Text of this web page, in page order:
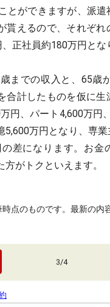
とができますが、派
貰えるので、それぞれ
正社員約180万円とな
までの収入と、65歳
合計したものを仮に生
円、パート4,600万円
5,600万円となり、専
の差になります。お金
方がトクといえます。
点のものです。最新の内
3/4